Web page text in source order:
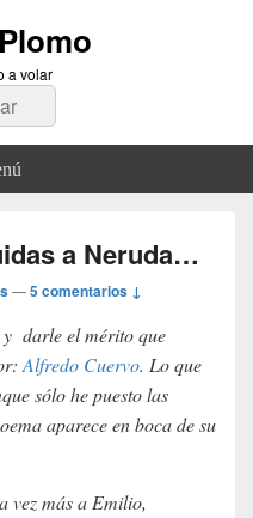
a volar
a Neruda…
—5 comentarios ↓
darle el mérito que
Alfredo Cuervo. Lo que
sólo he puesto las
aparece en boca de su
vez más a Emilio,